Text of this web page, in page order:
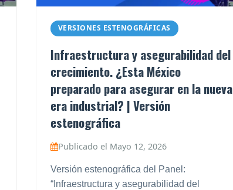
VERSIONES ESTENOGRÁFICAS
Infraestructura y asegurabilidad del
crecimiento. ¿Esta México
preparado para asegurar en la nueva
era industrial? | Versión
estenográfica
Publicado el Mayo 12, 2026
Versión estenográfica del Panel:
“Infraestructura y asegurabilidad del